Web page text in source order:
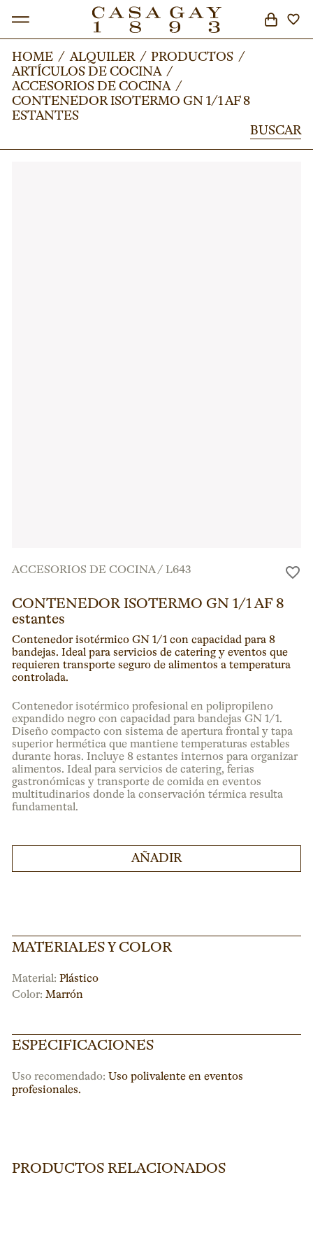
BUSCAR
HOME / ALQUILER / PRODUCTOS /
ARTÍCULOS DE COCINA /
ACCESORIOS DE COCINA /
CONTENEDOR ISOTERMO GN 1/1 AF 8
ESTANTES
BUSCAR
HOME / ALQUILER / PRODUCTOS /
ARTÍCULOS DE COCINA /
ACCESORIOS DE COCINA /
CONTENEDOR ISOTERMO GN 1/1 AF 8
ESTANTES
BUSCAR
ACCESORIOS DE COCINA/L643
CONTENEDOR ISOTERMO GN 1/1 AF 8
estantes
Contenedor isotérmico GN 1/1 con capacidad para 8
bandejas. Ideal para servicios de catering y eventos que
requieren transporte seguro de alimentos a temperatura
controlada.
Contenedor isotérmico profesional en polipropileno
expandido negro con capacidad para bandejas GN 1/1.
Diseño compacto con sistema de apertura frontal y tapa
superior hermética que mantiene temperaturas estables
durante horas. Incluye 8 estantes internos para organizar
alimentos. Ideal para servicios de catering, ferias
gastronómicas y transporte de comida en eventos
multitudinarios donde la conservación térmica resulta
fundamental.
AÑADIR
MATERIALES Y COLOR
Material: Plástico
Color: Marrón
ESPECIFICACIONES
Uso recomendado: Uso polivalente en eventos
profesionales.
PRODUCTOS RELACIONADOS